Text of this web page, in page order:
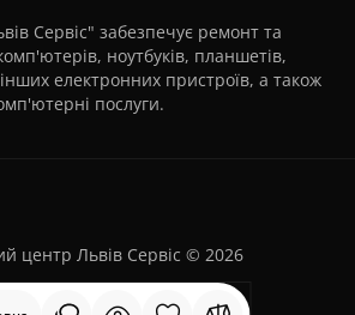
Сервіс" забезпечує ремонт та
ноутбуків, планшетів,
електронних пристроїв, а також
послуги.
центр Львів Сервіс © 2026